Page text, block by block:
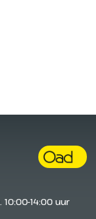
10:00-14:00 uur